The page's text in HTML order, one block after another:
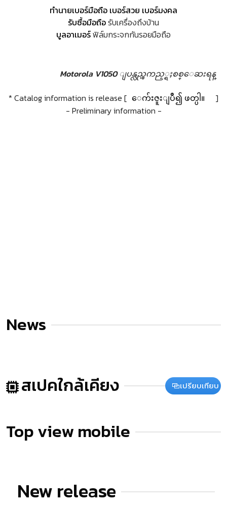
ทำนายเบอร์มือถือ เบอร์สวย เบอร์มงคล
รับซื้อมือถือรับเครื่องถึงบ้าน
บูลอาเมอร์ฟิล์มกระจกกันรอยมือถือ
Motorola V1050 ျပန္လည္ၾကည့္ရႈစစ္ေဆးရန္
* Catalog information is release [ ေက်းဇူးျပဳ၍ ဖတ္ပါ။
]
- Preliminary information -
News
สเปคใกล้เคียง เปรียบเทียบ
Top view mobile
New release